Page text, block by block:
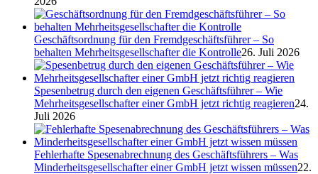
Geschäftsordnung für den Fremdgeschäftsführer – So
behalten Mehrheitsgesellschafter die Kontrolle26. Juli 2026
Spesenbetrug durch den eigenen Geschäftsführer – Wie
Mehrheitsgesellschafter einer GmbH jetzt richtig reagieren24.
Juli 2026
Fehlerhafte Spesenabrechnung des Geschäftsführers – Was
Minderheitsgesellschafter einer GmbH jetzt wissen müssen22.